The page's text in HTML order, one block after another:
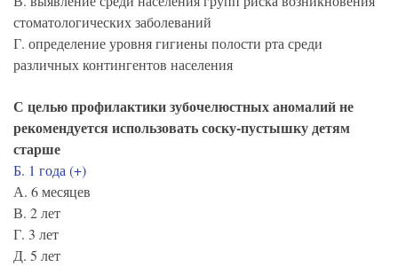
стоматологических заболеваний
Г. определение уровня гигиены полости рта среди
различных контингентов населения
С целью профилактики зубочелюстных аномалий не
рекомендуется использовать соску-пустышку детям
старше
Б. 1 года (+)
А. 6 месяцев
В. 2 лет
Г. 3 лет
Д. 5 лет